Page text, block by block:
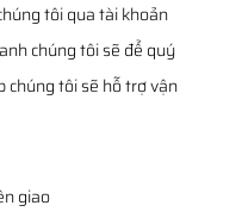
tôi qua tài khoản
chúng tôi sẽ để quý
chúng tôi sẽ hỗ trợ vận
giao